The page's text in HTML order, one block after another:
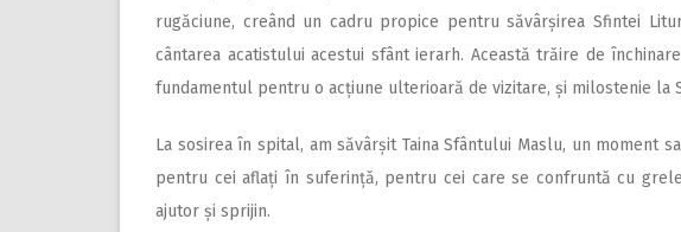
rugăciune, creând un cadru propice pentru săvârșirea Sfintei
cântarea acatistului acestui sfânt ierarh. Această trăire de
fundamentul pentru o acțiune ulterioară de vizitare, și milostenie la
La sosirea în spital, am săvârșit Taina Sfântului Maslu, un moment
pentru cei aflați în suferință, pentru cei care se confruntă cu
ajutor și sprijin.